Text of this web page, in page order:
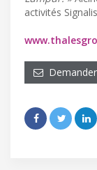
activités